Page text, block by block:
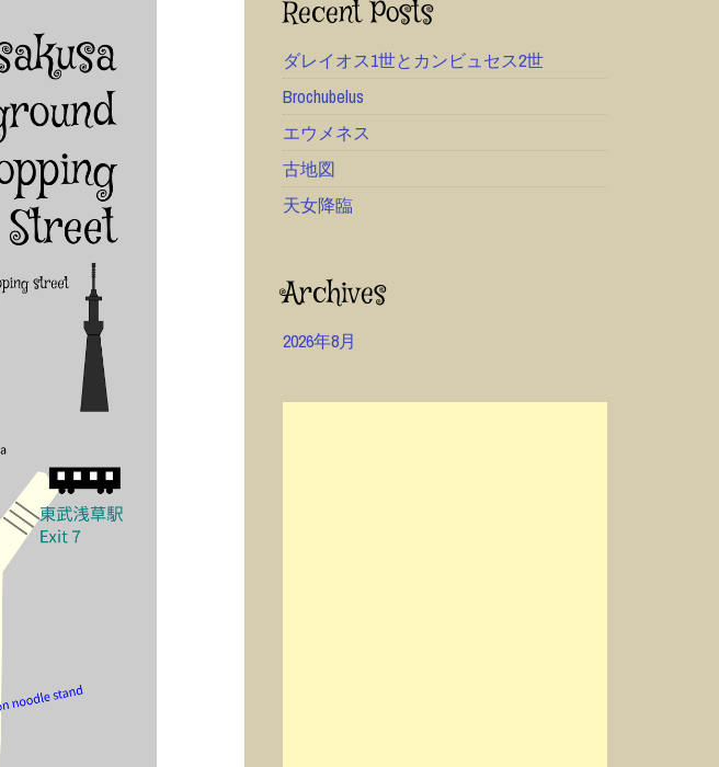
Recent Posts
ダレイオス1世とカンビュセス2世
Brochubelus
エウメネス
古地図
天女降臨
Archives
2026年8月